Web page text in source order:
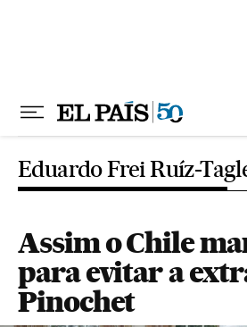
Eduardo Frei Ruíz-
Assim o Chile
para evitar a
Pinochet